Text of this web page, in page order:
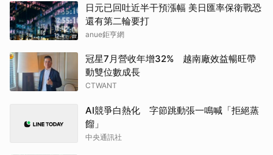
日元已回吐近半干預漲幅 美日匯率保衛戰恐
還有第二輪要打
anue鉅亨網
冠星7月營收年增32% 越南廠效益暢旺帶
動雙位數成長
CTWANT
AI競爭白熱化 字節跳動張一鳴喊「拒絕蒸
餾」
中央通訊社